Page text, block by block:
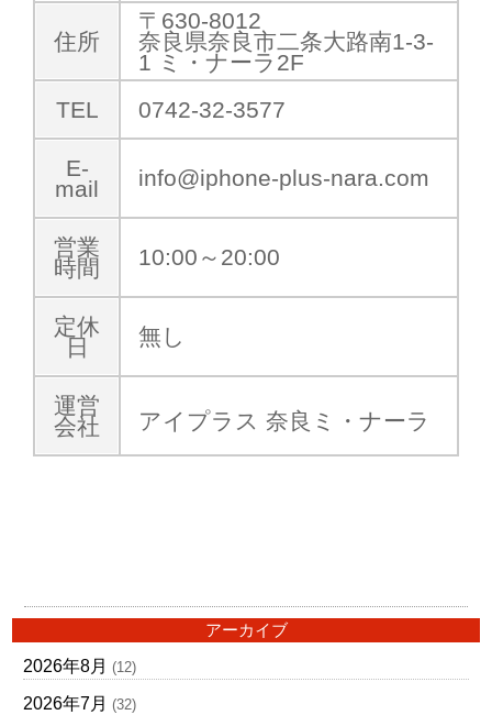
住所
〒630-8012
奈良県奈良市二条大路南1-3-
1 ミ・ナーラ2F
TEL
0742-32-3577
E-
mail
info@iphone-plus-nara.com
営業
時間
10:00～20:00
定休
日
無し
運営
会社
アイプラス 奈良ミ・ナーラ
アーカイブ
2026年8月 (12)
2026年7月 (32)